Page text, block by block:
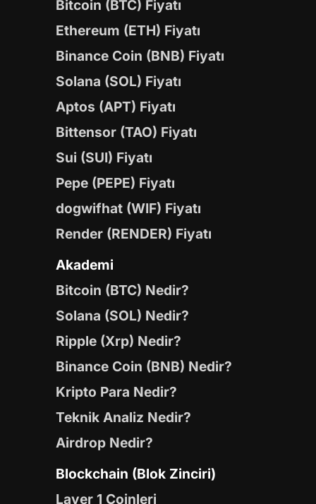
Bitcoin (BTC) Fiyatı
Ethereum (ETH) Fiyatı
Binance Coin (BNB) Fiyatı
Solana (SOL) Fiyatı
Aptos (APT) Fiyatı
Bittensor (TAO) Fiyatı
Sui (SUI) Fiyatı
Pepe (PEPE) Fiyatı
dogwifhat (WIF) Fiyatı
Render (RENDER) Fiyatı
Akademi
Bitcoin (BTC) Nedir?
Solana (SOL) Nedir?
Ripple (Xrp) Nedir?
Binance Coin (BNB) Nedir?
Kripto Para Nedir?
Teknik Analiz Nedir?
Airdrop Nedir?
Blockchain (Blok Zinciri)
Layer 1 Coinleri